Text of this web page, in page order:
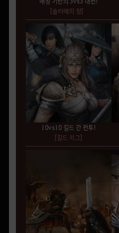
[솔라레의 창]
10vs10 길드 간 전투!
[길드 리그]